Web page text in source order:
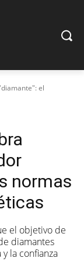
el
normas
el objetivo de
diamantes
la confianza